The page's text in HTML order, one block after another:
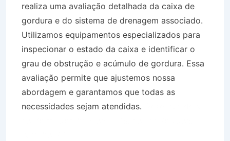
realiza uma avaliação detalhada da caixa de
gordura e do sistema de drenagem associado.
Utilizamos equipamentos especializados para
inspecionar o estado da caixa e identificar o
grau de obstrução e acúmulo de gordura. Essa
avaliação permite que ajustemos nossa
abordagem e garantamos que todas as
necessidades sejam atendidas.